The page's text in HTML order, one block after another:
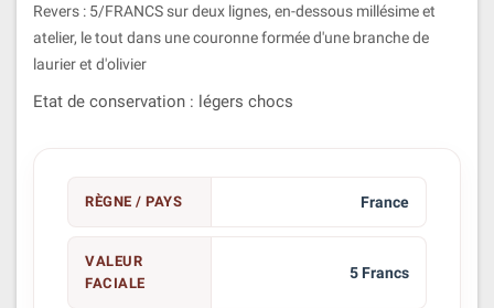
Revers : 5/FRANCS sur deux lignes, en-dessous millésime et
atelier, le tout dans une couronne formée d'une branche de
laurier et d'olivier
Etat de conservation : légers chocs
RÈGNE / PAYS France
VALEUR
FACIALE
5 Francs